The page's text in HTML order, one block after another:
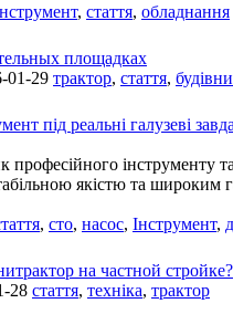
, стаття, обладнання
площадках
01-29 трактор, стаття,
під реальні галузеві
інструменту та
якістю та широким
, сто, насос, Інструмент,
на частной стройке?
28 стаття, техніка, трактор